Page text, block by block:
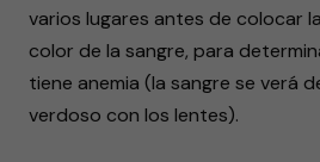
varios lugares antes de colocar
color de la sangre, para
tiene anemia (la sangre se verá
verdoso con los lentes).